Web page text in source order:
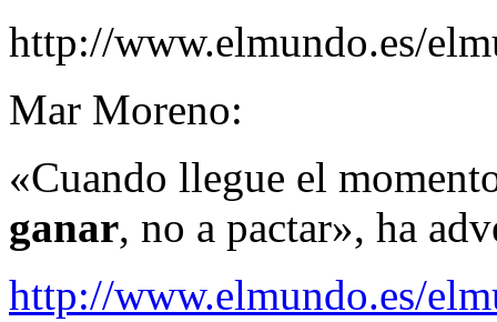
http://www.elmundo.es/
Mar Moreno:
«Cuando llegue el
ganar, no a pactar», ha
http://www.elmundo.es/